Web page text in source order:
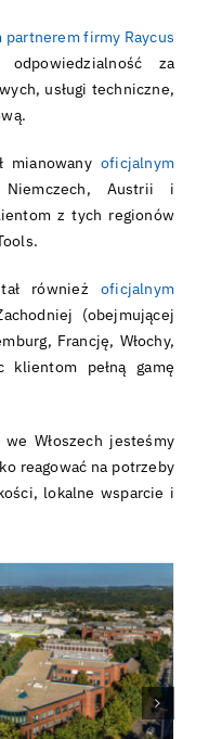
firmy Raycus
za
usługi techniczne,
mianowany oficjalnym
Austrii i
z tych regionów
również oficjalnym
(obejmującej
Francję, Włochy,
klientom pełną gamę
Włoszech jesteśmy
reagować na potrzeby
lokalne wsparcie i